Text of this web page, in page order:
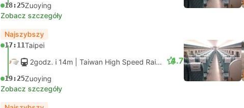
18:25Zuoying
Zobacz szczegóły
Najszybszy
17:11Taipei
2godz. i 14m | Taiwan High Speed Rail | Pociąg #845| Miejsce
19:25Zuoying
4.7
Zobacz szczegóły